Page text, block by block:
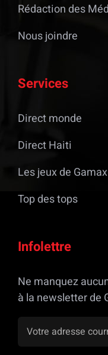
Rédaction des
Nous joindre
Services
Direct monde
Direct Haiti
Les jeux de
Top des tops
Infolettre
Ne manquez
à la newsletter de